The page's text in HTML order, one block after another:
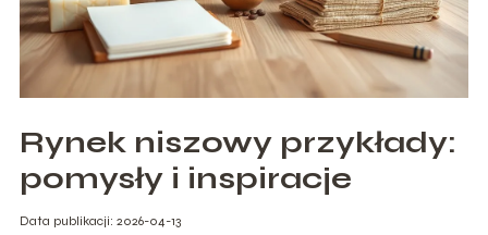
Rynek niszowy przykłady:
pomysły i inspiracje
Data publikacji: 2026-04-13